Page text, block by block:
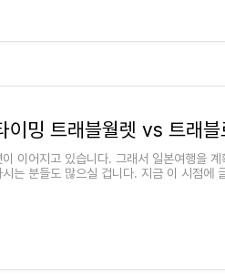
이밍 트래블월렛 vs 트래블
이어지고 있습니다. 그래서 일본여행을 계
는 분들도 많으실 겁니다. 지금 이 시점에